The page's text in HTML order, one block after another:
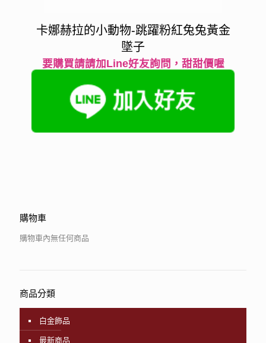
卡娜赫拉的小動物-跳躍粉紅兔兔黃金
墜子
要購買請請加Line好友詢問，甜甜價喔
購物車
購物車內無任何商品
商品分類
白金飾品
最新商品